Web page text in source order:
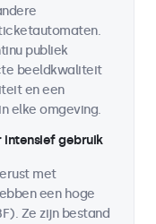
publiek
beeldkwaliteit
en een
elke omgeving.
intensief gebruik
met
een hoge
Ze zijn bestand